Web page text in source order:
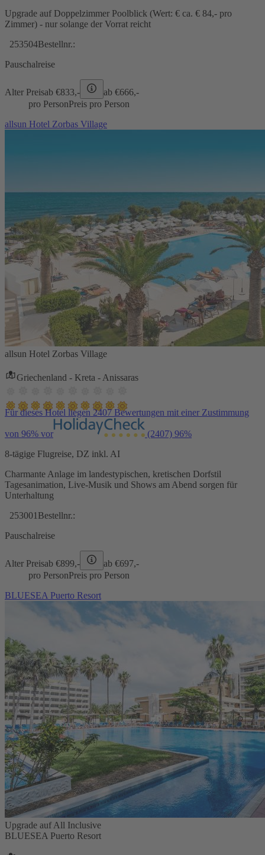
Upgrade auf Doppelzimmer Poolblick (Wert: € ca. € 84,- pro
Zimmer) - nur solange der Vorrat reicht
253504Bestellnr.:
Pauschalreise
Alter Preisab €833,- ab €666,-
pro PersonPreis pro Person
allsun Hotel Zorbas Village
allsun Hotel Zorbas Village
Griechenland - Kreta - Anissaras
Für dieses Hotel liegen 2407 Bewertungen mit einer Zustimmung
von 96% vor (2407) 96%
8-tägige Flugreise, DZ inkl. AI
Charmante Anlage im landestypischen, kretischen Dorfstil
Tagesanimation, Live-Musik und Shows am Abend sorgen für
Unterhaltung
253001 Bestellnr.:
Pauschalreise
Alter Preisab €899,- ab €697,-
pro PersonPreis pro Person
BLUESEA Puerto Resort
Upgrade auf All Inclusive
BLUESEA Puerto Resort